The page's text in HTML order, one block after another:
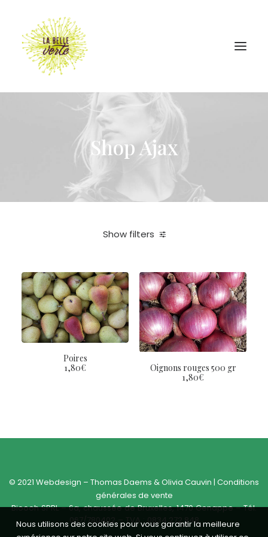
Shop Ajax
Show filters
Poires
1,80€
Oignons rouges 500 gr
1,80€
© 2021 Webdesign – Thomas Daems &Olivia Cauvin | Conditions
générales de vente
Bioooh SPRL – 6a, chaussée de Bruxelles, 1470 Genappe – Tél.
067/780402 – TVA : 0834.272.848
Nous utilisons des cookies pour vous garantir la meilleure